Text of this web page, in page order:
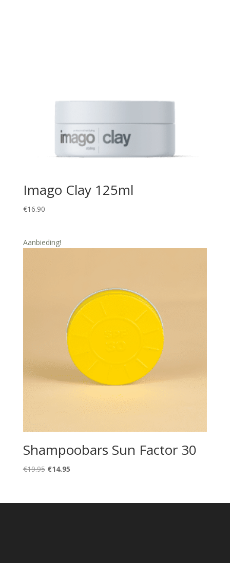
Imago Clay 125ml
€16.90
Aanbieding!
Shampoobars Sun Factor 30
€19.95 Oorspronkelijke
€19.95.
€14.95Huidige
€14.95.